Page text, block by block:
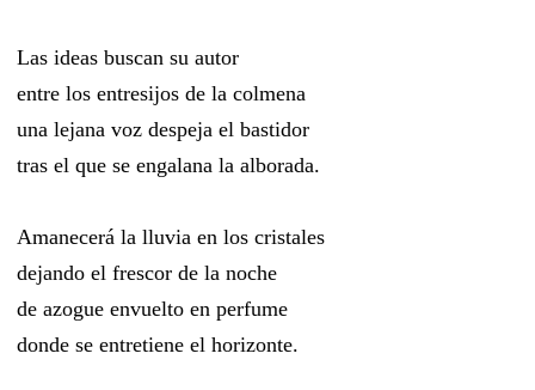
Las ideas buscan su autor
entre los entresijos de la colmena
una lejana voz despeja el bastidor
tras el que se engalana la alborada.
Amanecerá la lluvia en los cristales
dejando el frescor de la noche
de azogue envuelto en perfume
donde se entretiene el horizonte.